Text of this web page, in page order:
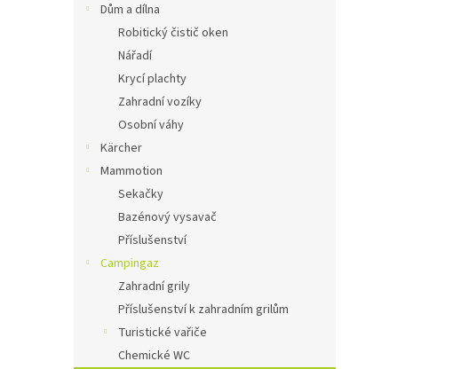
Dům a dílna
Robitický čistič oken
Nářadí
Krycí plachty
Zahradní vozíky
Osobní váhy
Kärcher
Mammotion
Sekačky
Bazénový vysavač
Příslušenství
Campingaz
Zahradní grily
Příslušenství k zahradním grilům
Turistické vařiče
Chemické WC